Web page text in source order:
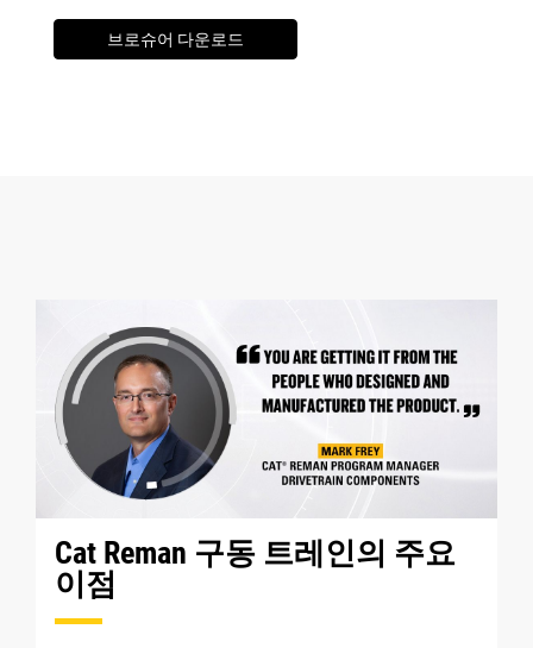
브로슈어 다운로드
Cat Reman 구동 트레인의 주요
이점